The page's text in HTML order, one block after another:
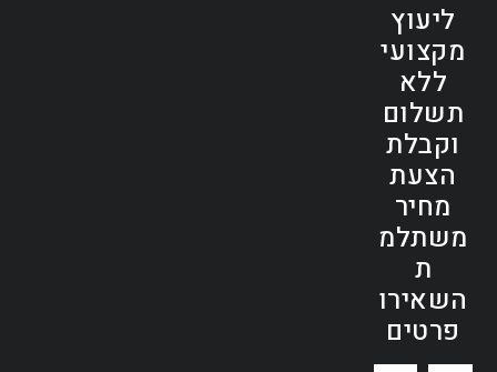
ליעוץ
מקצועי
ללא
תשלום
וקבלת
הצעת
מחיר
משתלמ
ת
השאירו
פרטים